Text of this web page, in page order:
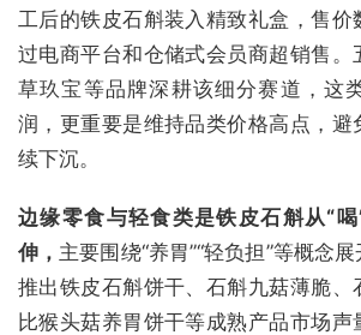
工后的铁皮石斛装入精致礼盒，售价
过电商平台和仓储式会员商超销售。
草玖宝等品牌深耕该细分赛道，这
润，更重要是维持品类价格高点，避
续下沉。
边缘零食与轻食类是铁皮石斛从“
伸， 主要围绕“养胃”“轻负担”等概念
推出铁皮石斛饼干、石斛九菇薄脆、
比猴头菇养胃饼干等成熟产品市场声